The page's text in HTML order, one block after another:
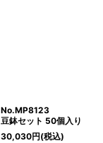
No.MP8123
豆鉢セット 50個入り
30,030円(税込)